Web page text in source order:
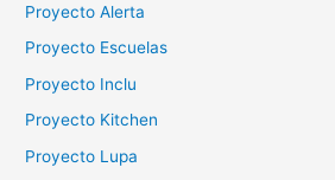
Proyecto Alerta
Proyecto Escuelas
Proyecto Inclu
Proyecto Kitchen
Proyecto Lupa